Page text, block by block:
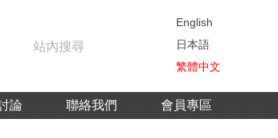
English
日本語
繁體中文
論 聯絡我們 會員專區